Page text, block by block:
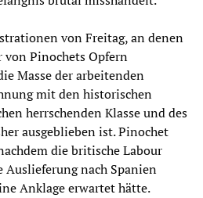
von Freitag, an denen
Pinochets Opfern
Masse der arbeitenden
mit den historischen
herrschenden Klasse und des
ausgeblieben ist. Pinochet
die britische Labour
Auslieferung nach Spanien
Anklage erwartet hätte.